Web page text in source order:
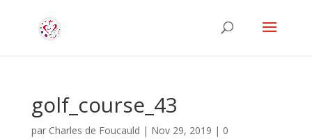
golf_course_43
par Charles de Foucauld | Nov 29, 2019 | 0